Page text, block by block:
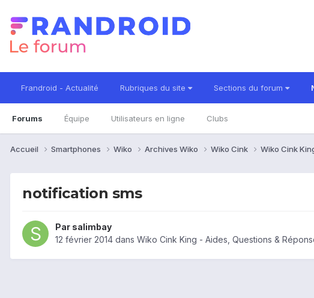
Frandroid - Actualité Rubriques du site Sections du forum
Forums Équipe Utilisateurs en ligne Clubs
Accueil Smartphones Wiko Archives Wiko Wiko Cink Wiko Cink
notification sms
Par salimbay
12 février 2014 dans Wiko Cink King - Aides, Questions &